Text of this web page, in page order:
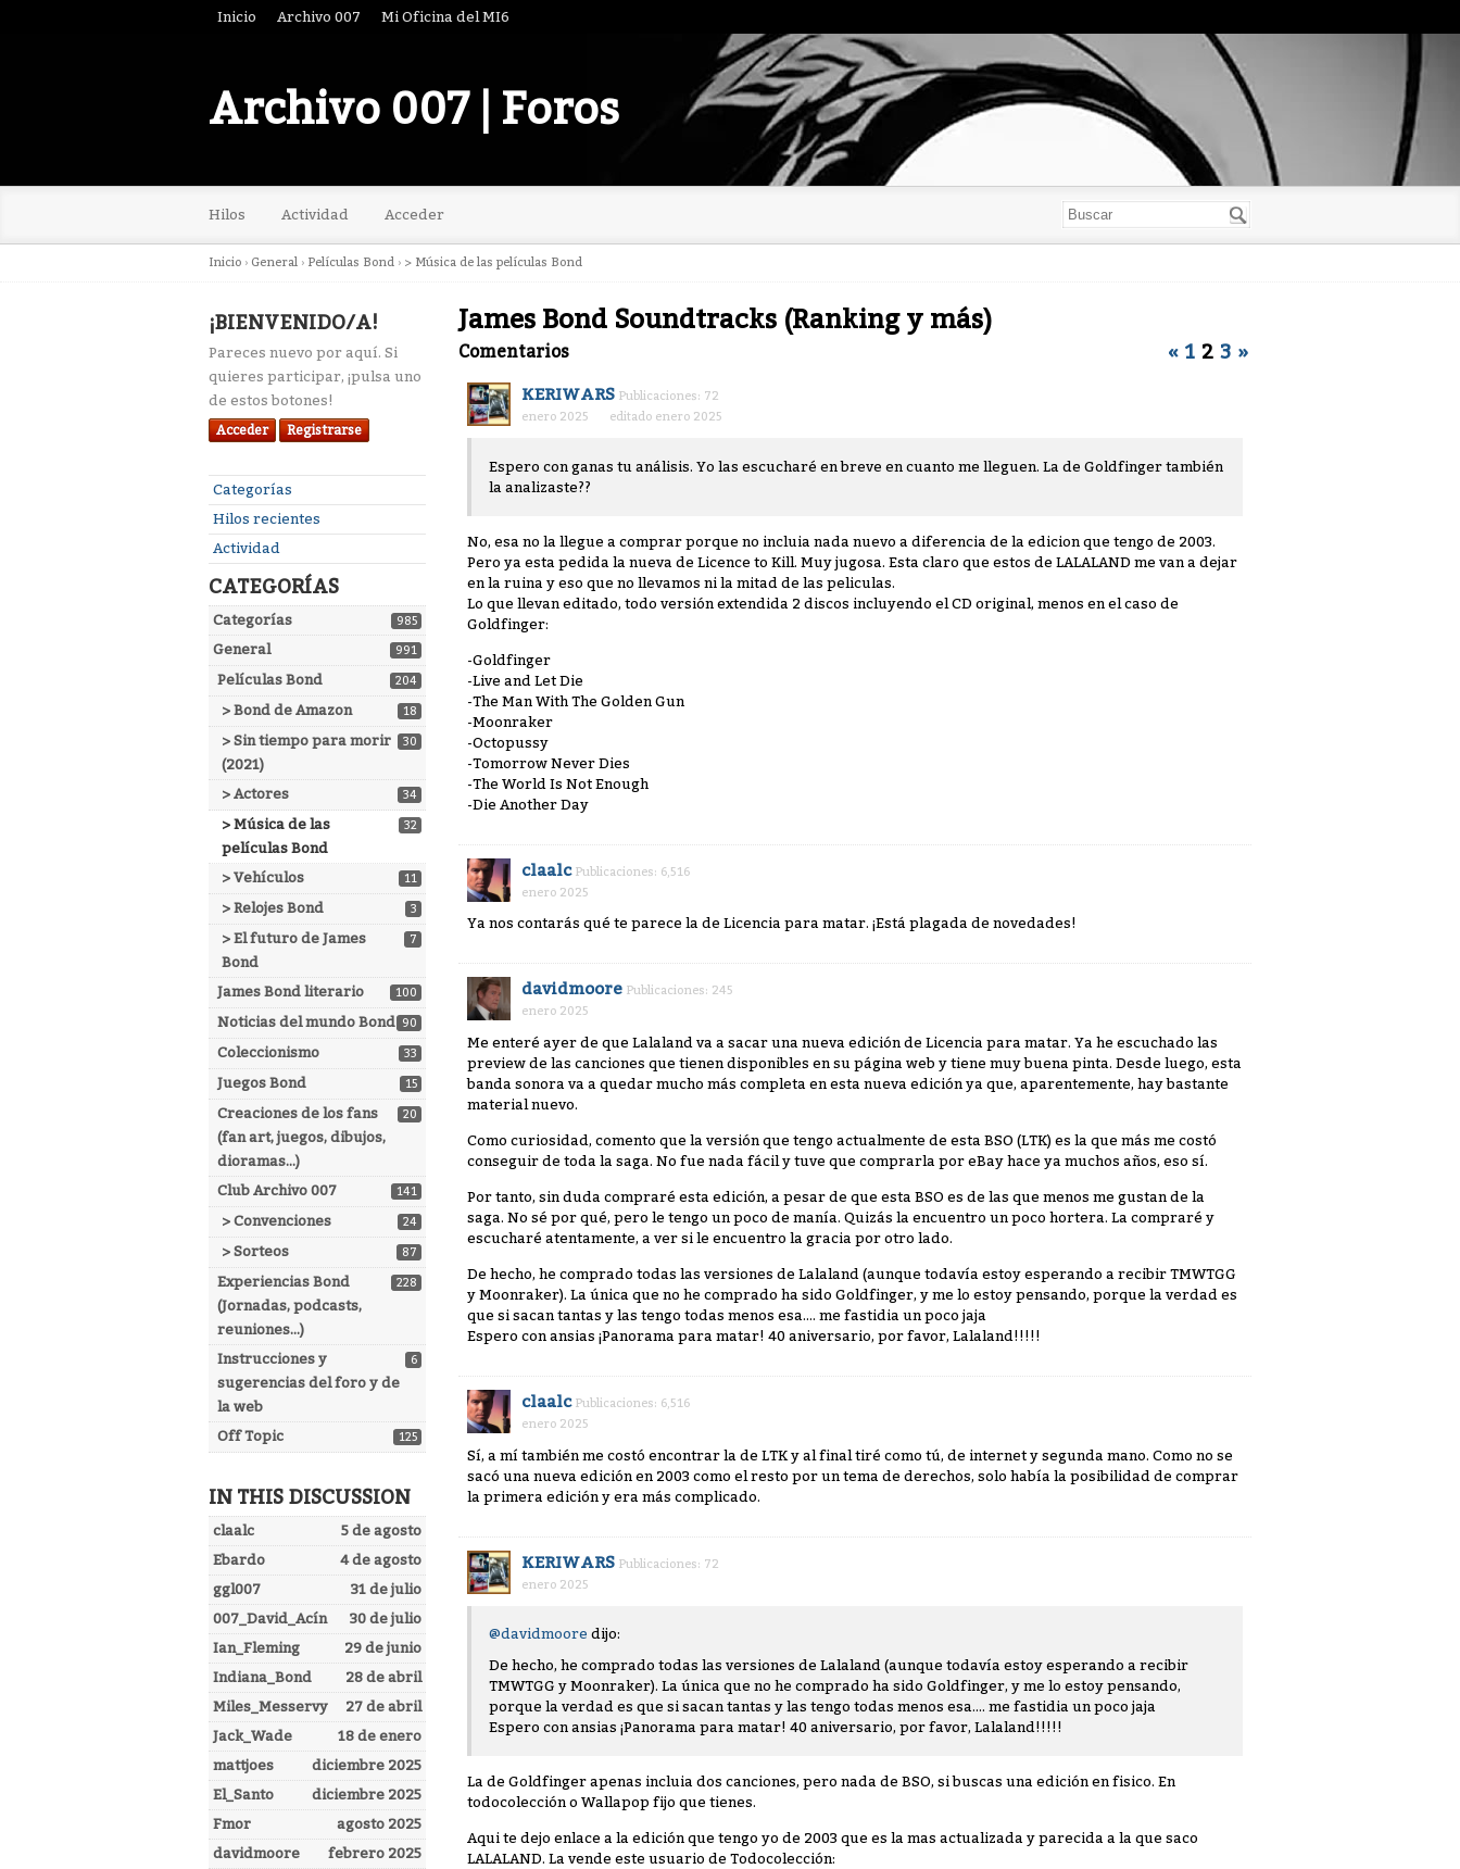
Inicio Archivo 007 Mi Oficina del MI6
Archivo 007 | Foros
Hilos Actividad Acceder
Inicio › General › Películas Bond › > Música de las películas Bond
¡BIENVENIDO/A!
Pareces nuevo por aquí. Si
quieres participar, ¡pulsa uno
de estos botones!
Acceder Registrarse
Enlaces
rápidos
Categorías
Hilos recientes
Actividad
CATEGORÍAS
985
Categorías
991
General
204
Películas Bond
18
> Bond de Amazon
30
> Sin tiempo para morir
(2021)
34
> Actores
32
> Música de las
películas Bond
11
> Vehículos
3
> Relojes Bond
7
> El futuro de James
Bond
100
James Bond literario
90
Noticias del mundo Bond
33
Coleccionismo
15
Juegos Bond
20
Creaciones de los fans
(fan art, juegos, dibujos,
dioramas...)
141
Club Archivo 007
24
> Convenciones
87
> Sorteos
228
Experiencias Bond
(Jornadas, podcasts,
reuniones...)
6
Instrucciones y
sugerencias del foro y de
la web
125
Off Topic
IN THIS DISCUSSION
5 de agosto
claalc
4 de agosto
Ebardo
31 de julio
ggl007
30 de julio
007_David_Acín
29 de junio
Ian_Fleming
28 de abril
Indiana_Bond
27 de abril
Miles_Messervy
18 de enero
Jack_Wade
diciembre 2025
mattjoes
diciembre 2025
El_Santo
agosto 2025
Fmor
febrero 2025
davidmoore
James Bond Soundtracks (Ranking y más)
« 1 2 3 »
Comentarios
KERIWARS Publicaciones: 72
enero 2025
editado enero 2025
Espero con ganas tu análisis. Yo las escucharé en breve en cuanto me lleguen. La de Goldfinger también
la analizaste??
No, esa no la llegue a comprar porque no incluia nada nuevo a diferencia de la edicion que tengo de 2003.
Pero ya esta pedida la nueva de Licence to Kill. Muy jugosa. Esta claro que estos de LALALAND me van a dejar
en la ruina y eso que no llevamos ni la mitad de las peliculas.
Lo que llevan editado, todo versión extendida 2 discos incluyendo el CD original, menos en el caso de
Goldfinger:
-Goldfinger
-Live and Let Die
-The Man With The Golden Gun
-Moonraker
-Octopussy
-Tomorrow Never Dies
-The World Is Not Enough
-Die Another Day
claalc Publicaciones: 6,516
enero 2025
Ya nos contarás qué te parece la de Licencia para matar. ¡Está plagada de novedades!
davidmoore Publicaciones: 245
enero 2025
Me enteré ayer de que Lalaland va a sacar una nueva edición de Licencia para matar. Ya he escuchado las
preview de las canciones que tienen disponibles en su página web y tiene muy buena pinta. Desde luego, esta
banda sonora va a quedar mucho más completa en esta nueva edición ya que, aparentemente, hay bastante
material nuevo.
Como curiosidad, comento que la versión que tengo actualmente de esta BSO (LTK) es la que más me costó
conseguir de toda la saga. No fue nada fácil y tuve que comprarla por eBay hace ya muchos años, eso sí.
Por tanto, sin duda compraré esta edición, a pesar de que esta BSO es de las que menos me gustan de la
saga. No sé por qué, pero le tengo un poco de manía. Quizás la encuentro un poco hortera. La compraré y
escucharé atentamente, a ver si le encuentro la gracia por otro lado.
De hecho, he comprado todas las versiones de Lalaland (aunque todavía estoy esperando a recibir TMWTGG
y Moonraker). La única que no he comprado ha sido Goldfinger, y me lo estoy pensando, porque la verdad es
que si sacan tantas y las tengo todas menos esa.... me fastidia un poco jaja
Espero con ansias ¡Panorama para matar! 40 aniversario, por favor, Lalaland!!!!!
claalc Publicaciones: 6,516
enero 2025
Sí, a mí también me costó encontrar la de LTK y al final tiré como tú, de internet y segunda mano. Como no se
sacó una nueva edición en 2003 como el resto por un tema de derechos, solo había la posibilidad de comprar
la primera edición y era más complicado.
KERIWARS Publicaciones: 72
enero 2025
@davidmoore dijo:
De hecho, he comprado todas las versiones de Lalaland (aunque todavía estoy esperando a recibir
TMWTGG y Moonraker). La única que no he comprado ha sido Goldfinger, y me lo estoy pensando,
porque la verdad es que si sacan tantas y las tengo todas menos esa.... me fastidia un poco jaja
Espero con ansias ¡Panorama para matar! 40 aniversario, por favor, Lalaland!!!!!
La de Goldfinger apenas incluia dos canciones, pero nada de BSO, si buscas una edición en fisico. En
todocolección o Wallapop fijo que tienes.
Aqui te dejo enlace a la edición que tengo yo de 2003 que es la mas actualizada y parecida a la que saco
LALALAND. La vende este usuario de Todocolección: